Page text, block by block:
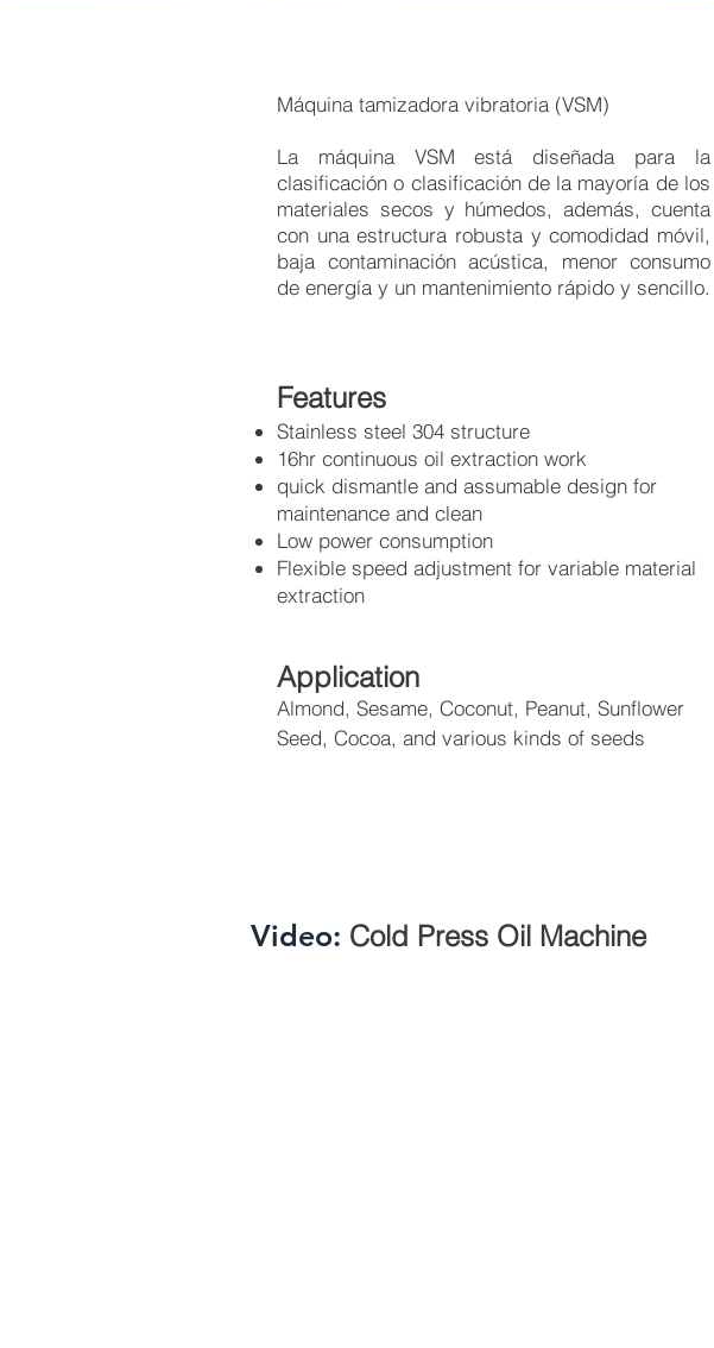
Máquina tamizadora vibratoria (VSM)
​La máquina VSM está diseñada para la
clasificación o clasificación de la mayoría de los
materiales secos y húmedos, además, cuenta
con una estructura robusta y comodidad móvil,
baja contaminación acústica, menor consumo
de energía y un mantenimiento rápido y sencillo.
Features
Stainless steel 304 structure
16hr continuous oil extraction work
quick dismantle and assumable design for
maintenance and clean
Low power consumption
Flexible speed adjustment for variable material
extraction
Application
Almond, Sesame, Coconut, Peanut, Sunflower
Seed, Cocoa, and various kinds of seeds
Video: Cold Press Oil Machine